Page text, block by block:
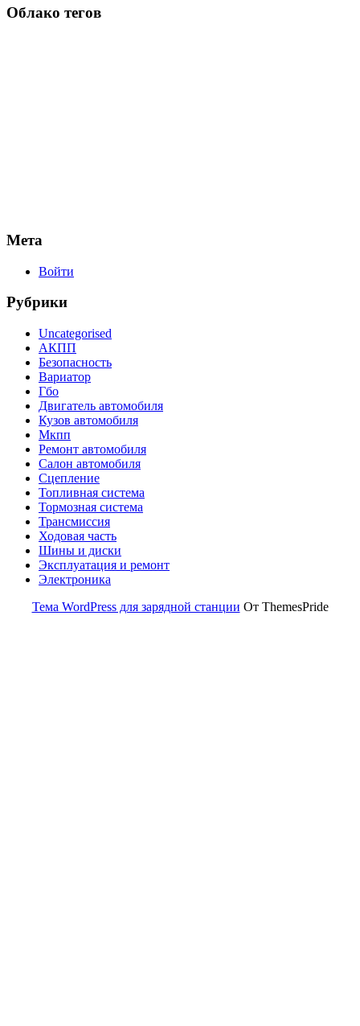
Облако тегов
Мета
Войти
Рубрики
Uncategorised
АКПП
Безопасность
Вариатор
Гбо
Двигатель автомобиля
Кузов автомобиля
Мкпп
Ремонт автомобиля
Салон автомобиля
Сцепление
Топливная система
Тормозная система
Трансмиссия
Ходовая часть
Шины и диски
Эксплуатация и ремонт
Электроника
Тема WordPress для зарядной станции От ThemesPride